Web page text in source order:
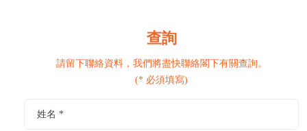
查詢
請留下聯絡資料，我們將盡快聯絡閣下有關查詢。
(* 必須填寫)